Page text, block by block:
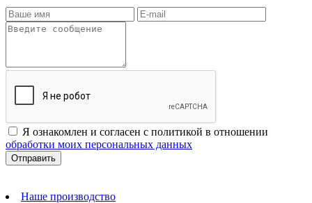
Я ознакомлен и согласен с политикой в отношении
обработки моих персональных данных
Наше производство